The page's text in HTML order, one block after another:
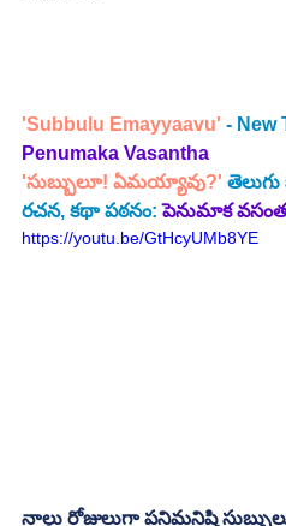
'Subbulu Emayyaavu' - New
Penumaka Vasantha
'సుబ్బులూ! ఏమయ్యావు?' తెలుగు
రచన, కథా పఠనం: పెనుమాక వసంత
https://youtu.be/GtHcyUMb8YE
నాల్గు రోజులుగా పనిమనిషి